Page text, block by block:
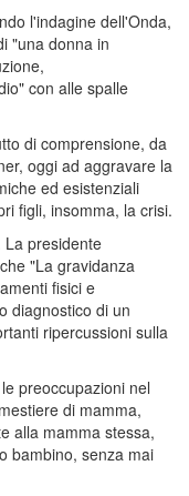
l'indagine dell'Onda,
"una donna in
con alle spalle
di comprensione, da
oggi ad aggravare la
ed esistenziali
figli, insomma, la crisi.
La presidente
"La gravidanza
fisici e
diagnostico di un
ripercussioni sulla
preoccupazioni nel
di mamma,
alla mamma stessa,
bambino, senza mai